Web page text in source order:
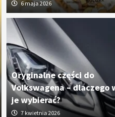
Oryginalne
dlaczego
7 kwietnia 2026
6 maja 2026
Oryginalne części do
Volkswagena – dlaczego
je wybierać?
7 kwietnia 2026